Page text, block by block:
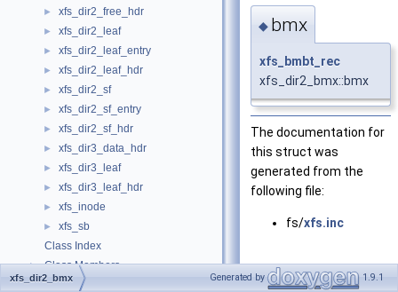
► xfs_dir2_free_hdr
► xfs_dir2_leaf
► xfs_dir2_leaf_entry
► xfs_dir2_leaf_hdr
► xfs_dir2_sf
► xfs_dir2_sf_entry
► xfs_dir2_sf_hdr
► xfs_dir3_data_hdr
► xfs_dir3_leaf
► xfs_dir3_leaf_hdr
► xfs_inode
►
xfs_sb
Class Index
► Class Members
► Files
◆ bmx
xfs_bmbt_rec
xfs_dir2_bmx::bmx
The documentation for
this struct was
generated from the
following file:
fs/xfs.inc
xfs_dir2_bmx Generated by 1.9.1